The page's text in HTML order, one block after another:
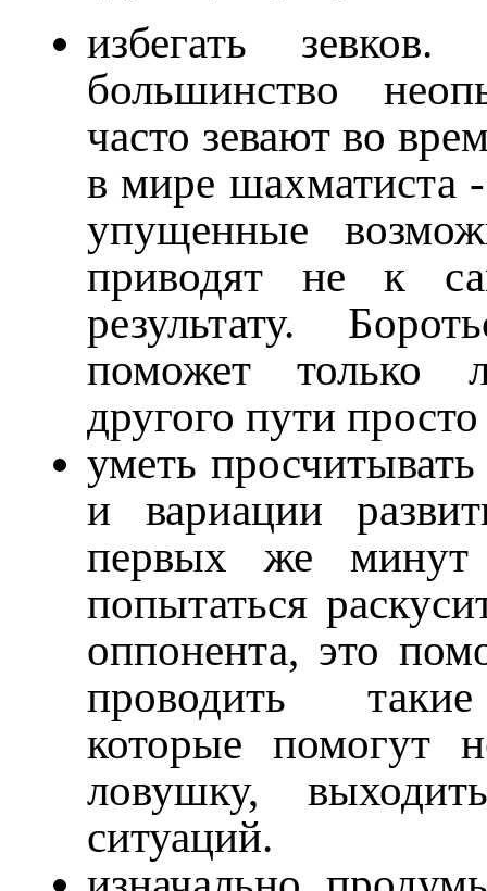
избегать
большинство
часто зевают во
в мире шахматиста
упущенные
приводят не к
результату.
поможет только
другого пути просто
уметь
и вариации
первых же минут
попытаться
оппонента, это
проводить
которые помогут
ловушку,
ситуаций.